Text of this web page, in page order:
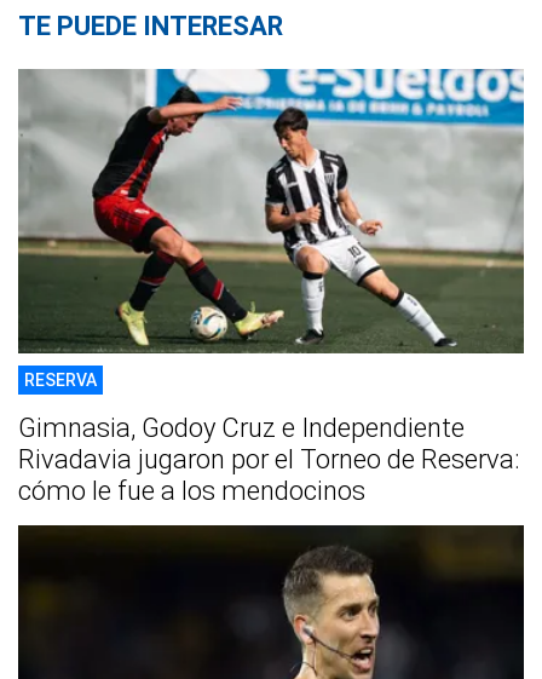
TE PUEDE INTERESAR
RESERVA
Gimnasia, Godoy Cruz e Independiente
Rivadavia jugaron por el Torneo de Reserva:
cómo le fue a los mendocinos